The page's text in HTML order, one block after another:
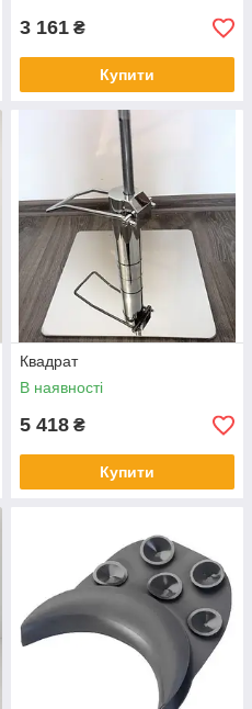
3 161 ₴
Купити
Квадрат
В наявності
5 418 ₴
Купити